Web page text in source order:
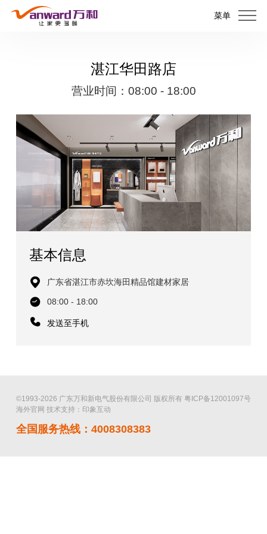
菜单
湛江华田路店
营业时间：08:00 - 18:00
基本信息
广东省湛江市赤坎海田精品馆建材家居
08:00 - 18:00
发送至手机
©1993-2026 广东万和新电气股份有限公司 版权所有 粤ICP备12001097号
海外官网 技术支持：印象互动
全国服务热线：4008308383